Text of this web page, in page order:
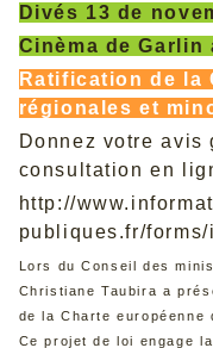
Divés 13 de
Cinèma de Garlin
Ratification de la
régionales et
Donnez votre avis
consultation en
http://
publiques.fr/
Lors du Conseil des
Christiane Taubira a
de la Charte européenne
Ce projet de loi engage